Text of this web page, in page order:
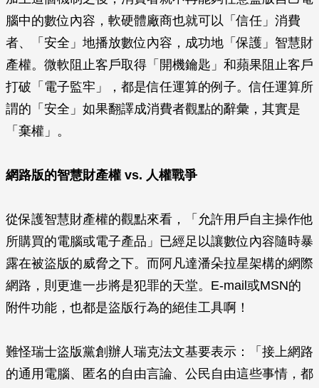
腦中的數位內容，軟硬體廠商也就可以「信任」消費
者、「安全」地播放數位內容，成功地「保護」智慧財
產權。微軟阻止客戶取得「開機鑰匙」和蘋果阻止客戶
打破「電子監牢」，都是信任運算的例子。信任運算所
謂的「安全」如果翻譯成消費者觀點的辭彙，其實是
「棄權」。
網路版的智慧財產權 vs. 人權戰爭
從保護智慧財產權的觀點來看，「允許用戶自主操作他
所購買的電腦或電子產品」已經足以讓數位內容隨時暴
露在被盜版的威脅之下。而阿凡達潘朵拉星架構的網際
網路，則更進一步將是犯罪的天堂。E-mail或MSN的
附件功能，也都是盜版行為的絕佳工具啊！
難怪瑞士盜版黨創辦人瑞克法文基要表示：「接上網路
的通用電腦、匿名的自由言論、公民自由這些事情，都